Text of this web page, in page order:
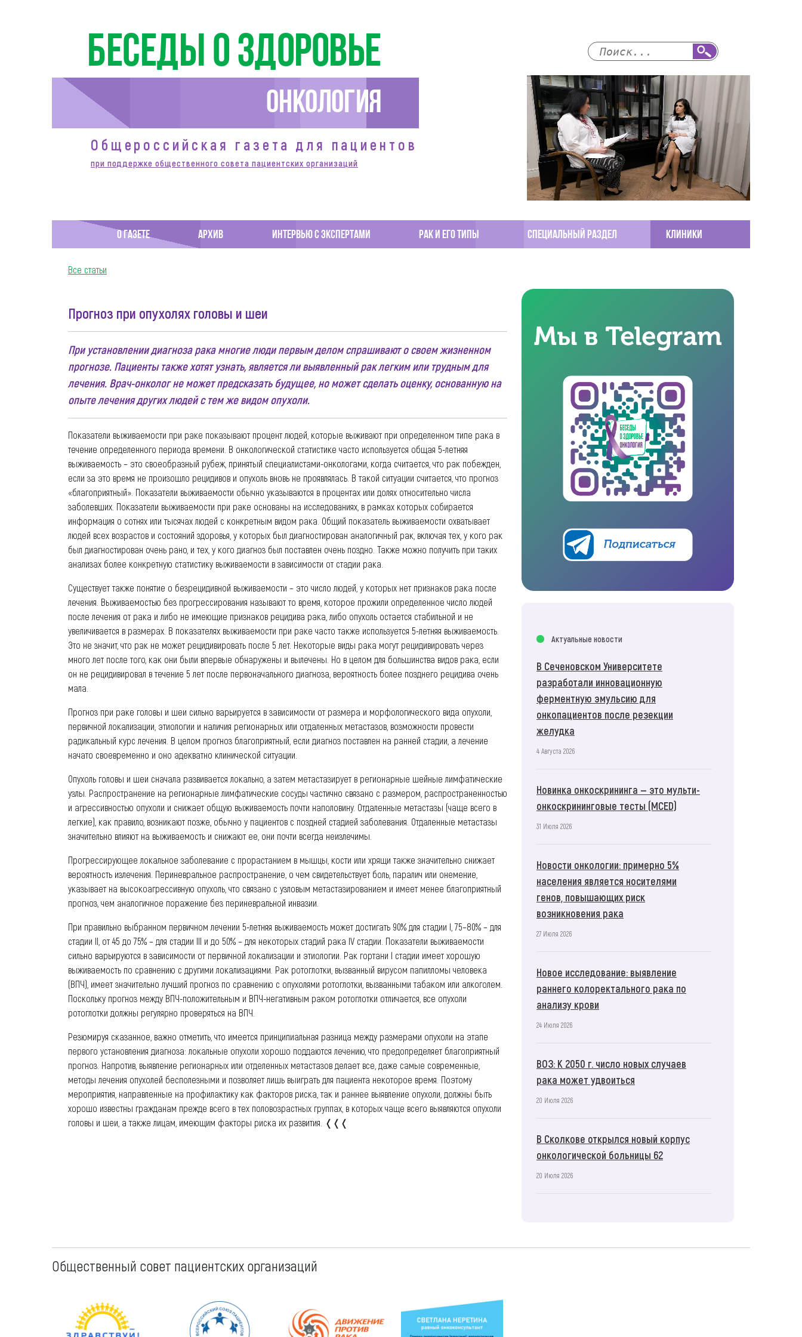
Беседы о здоровье
Онкология
Общероссийская газета для пациентов
при поддержке общественного совета пациентских организаций
О ГАЗЕТЕ АРХИВ Интервью с экспертами Рак и его типы Специальный раздел КЛИНИКИ
Все статьи
Прогноз при опухолях головы и шеи
При установлении диагноза рака многие люди первым делом спрашивают о своем жизненном
прогнозе. Пациенты также хотят узнать, является ли выявленный рак легким или трудным для
лечения. Врач-онколог не может предсказать будущее, но может сделать оценку, основанную на
опыте лечения других людей с тем же видом опухоли.
Показатели выживаемости при раке показывают процент людей, которые выживают при определенном типе рака в
течение определенного периода времени. В онкологической статистике часто используется общая 5-летняя
выживаемость – это своеобразный рубеж, принятый специалистами-онкологами, когда считается, что рак побежден,
если за это время не произошло рецидивов и опухоль вновь не проявлялась. В такой ситуации считается, что прогноз
«благоприятный». Показатели выживаемости обычно указываются в процентах или долях относительно числа
заболевших. Показатели выживаемости при раке основаны на исследованиях, в рамках которых собирается
информация о сотнях или тысячах людей с конкретным видом рака. Общий показатель выживаемости охватывает
людей всех возрастов и состояний здоровья, у которых был диагностирован аналогичный рак, включая тех, у кого рак
был диагностирован очень рано, и тех, у кого диагноз был поставлен очень поздно. Также можно получить при таких
анализах более конкретную статистику выживаемости в зависимости от стадии рака.
Существует также понятие о безрецидивной выживаемости – это число людей, у которых нет признаков рака после
лечения. Выживаемостью без прогрессирования называют то время, которое прожили определенное число людей
после лечения от рака и либо не имеющие признаков рецидива рака, либо опухоль остается стабильной и не
увеличивается в размерах. В показателях выживаемости при раке часто также используется 5-летняя выживаемость.
Это не значит, что рак не может рецидивировать после 5 лет. Некоторые виды рака могут рецидивировать через
много лет после того, как они были впервые обнаружены и вылечены. Но в целом для большинства видов рака, если
он не рецидивировал в течение 5 лет после первоначального диагноза, вероятность более позднего рецидива очень
мала.
Прогноз при раке головы и шеи сильно варьируется в зависимости от размера и морфологического вида опухоли,
первичной локализации, этиологии и наличия регионарных или отдаленных метастазов, возможности провести
радикальный курс лечения. В целом прогноз благоприятный, если диагноз поставлен на ранней стадии, а лечение
начато своевременно и оно адекватно клинической ситуации.
Опухоль головы и шеи сначала развивается локально, а затем метастазирует в регионарные шейные лимфатические
узлы. Распространение на регионарные лимфатические сосуды частично связано с размером, распространенностью
и агрессивностью опухоли и снижает общую выживаемость почти наполовину. Отдаленные метастазы (чаще всего в
легкие), как правило, возникают позже, обычно у пациентов с поздней стадией заболевания. Отдаленные метастазы
значительно влияют на выживаемость и снижают ее, они почти всегда неизлечимы.
Прогрессирующее локальное заболевание с прорастанием в мышцы, кости или хрящи также значительно снижает
вероятность излечения. Периневральное распространение, о чем свидетельствует боль, паралич или онемение,
указывает на высокоагрессивную опухоль, что связано с узловым метастазированием и имеет менее благоприятный
прогноз, чем аналогичное поражение без периневральной инвазии.
При правильно выбранном первичном лечении 5-летняя выживаемость может достигать 90% для стадии I, 75–80% – для
стадии II, от 45 до 75% – для стадии III и до 50% – для некоторых стадий рака IV стадии. Показатели выживаемости
сильно варьируются в зависимости от первичной локализации и этиологии. Рак гортани I стадии имеет хорошую
выживаемость по сравнению с другими локализациями. Рак ротоглотки, вызванный вирусом папилломы человека
(ВПЧ), имеет значительно лучший прогноз по сравнению с опухолями ротоглотки, вызванными табаком или алкоголем.
Поскольку прогноз между ВПЧ-положительным и ВПЧ-негативным раком ротоглотки отличается, все опухоли
ротоглотки должны регулярно проверяться на ВПЧ.
Резюмируя сказанное, важно отметить, что имеется принципиальная разница между размерами опухоли на этапе
первого установления диагноза: локальные опухоли хорошо поддаются лечению, что предопределяет благоприятный
прогноз. Напротив, выявление регионарных или отделенных метастазов делает все, даже самые современные,
методы лечения опухолей бесполезными и позволяет лишь выиграть для пациента некоторое время. Поэтому
мероприятия, направленные на профилактику как факторов риска, так и раннее выявление опухоли, должны быть
хорошо известны гражданам прежде всего в тех половозрастных группах, в которых чаще всего выявляются опухоли
головы и шеи, а также лицам, имеющим факторы риска их развития. ❬❬❬
Актуальные новости
В Сеченовском Университете
разработали инновационную
ферментную эмульсию для
онкопациентов после резекции
желудка
4 Августа 2026
Новинка онкоскрининга — это мульти-
онкоскрининговые тесты (MCED)
31 Июля 2026
Новости онкологии: примерно 5%
населения является носителями
генов, повышающих риск
возникновения рака
27 Июля 2026
Новое исследование: выявление
раннего колоректального рака по
анализу крови
24 Июля 2026
ВОЗ: К 2050 г. число новых случаев
рака может удвоиться
20 Июля 2026
В Сколкове открылся новый корпус
онкологической больницы 62
20 Июля 2026
Общественный совет пациентских организаций